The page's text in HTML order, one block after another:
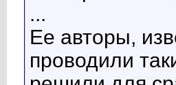
...
Ее авторы,
проводили